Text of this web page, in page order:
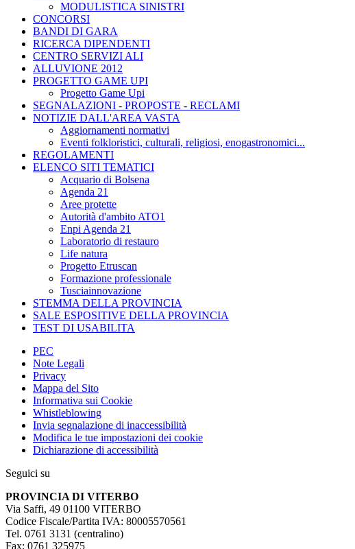
MODULISTICA SINISTRI
CONCORSI
BANDI DI GARA
RICERCA DIPENDENTI
CENTRO SERVIZI ALI
ALLUVIONE 2012
PROGETTO GAME UPI
Progetto Game Upi
SEGNALAZIONI - PROPOSTE - RECLAMI
NOTIZIE DALL'AREA VASTA
Aggiornamenti normativi
Eventi folkloristici, culturali, religiosi, enogastronomici...
REGOLAMENTI
ELENCO SITI TEMATICI
Acquario di Bolsena
Agenda 21
Aree protette
Autorità d'ambito ATO1
Enpi Agenda 21
Laboratorio di restauro
Life natura
Progetto Etruscan
Formazione professionale
Tusciainnovazione
STEMMA DELLA PROVINCIA
SALE ESPOSITIVE DELLA PROVINCIA
TEST DI USABILITA
PEC
Note Legali
Privacy
Mappa del Sito
Informativa sui Cookie
Whistleblowing
Invia segnalazione di inaccessibilità
Modifica le tue impostazioni dei cookie
Dichiarazione di accessibilità
Seguici su
PROVINCIA DI VITERBO
Via Saffi, 49 01100 VITERBO
Codice Fiscale/Partita IVA: 80005570561
Tel. 0761 3131 (centralino)
Fax: 0761 325975